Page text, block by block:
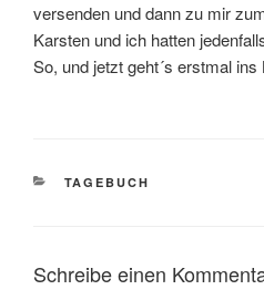
versenden und dann zu mir
Karsten und ich hatten
So, und jetzt geht´s erstmal
KATEGORIEN
TAGEBUCH
Schreibe einen